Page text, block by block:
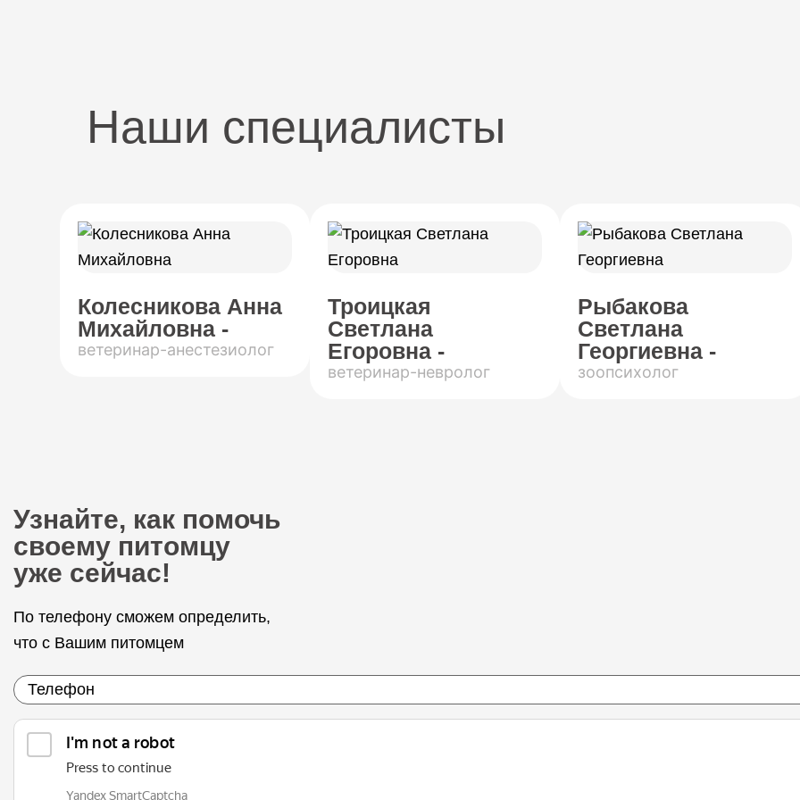
Наши специалисты
Колесникова Анна
Михайловна -
ветеринар-анестезиолог
Троицкая
Светлана
Егоровна -
ветеринар-невролог
Рыбакова
Светлана
Георгиевна -
зоопсихолог
Узнайте, как помочь
своему питомцу
уже сейчас!
По телефону сможем определить,
что с Вашим питомцем